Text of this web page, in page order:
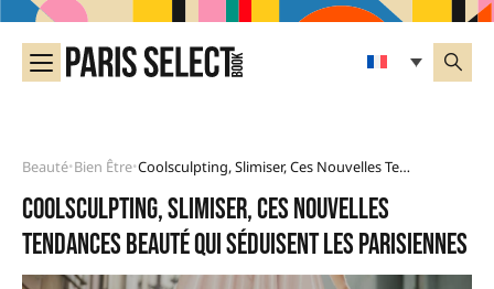
Beauté•Bien Être• Coolsculpting, Slimiser, Ces Nouvelles Tendances Beauté Qui Séduisent Les Parisiennes
Coolsculpting, Slimiser, ces nouvelles
tendances beauté qui séduisent les parisiennes